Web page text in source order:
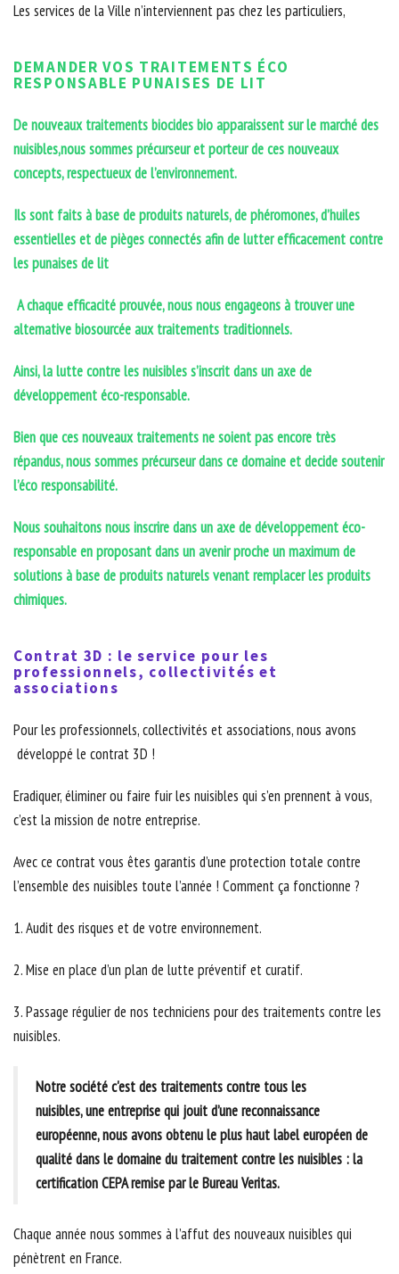
Les services de la Ville n’interviennent pas chez les particuliers,
DEMANDER VOS TRAITEMENTS ÉCO
RESPONSABLE PUNAISES DE LIT
De nouveaux traitements biocides bio apparaissent sur le marché des
nuisibles,nous sommes précurseur et porteur de ces nouveaux
concepts, respectueux de l’environnement.
Ils sont faits à base de produits naturels, de phéromones, d’huiles
essentielles et de pièges connectés afin de lutter efficacement contre
les punaises de lit
A chaque efficacité prouvée, nous nous engageons à trouver une
alternative biosourcée aux traitements traditionnels.
Ainsi, la lutte contre les nuisibles s’inscrit dans un axe de
développement éco-responsable.
Bien que ces nouveaux traitements ne soient pas encore très
répandus, nous sommes précurseur dans ce domaine et decide soutenir
l’éco responsabilité.
Nous souhaitons nous inscrire dans un axe de développement éco-
responsable en proposant dans un avenir proche un maximum de
solutions à base de produits naturels venant remplacer les produits
chimiques.
Contrat 3D : le service pour les
professionnels, collectivités et
associations
Pour les professionnels, collectivités et associations, nous avons
développé le contrat 3D !
Eradiquer, éliminer ou faire fuir les nuisibles qui s’en prennent à vous,
c’est la mission de notre entreprise.
Avec ce contrat vous êtes garantis d’une protection totale contre
l’ensemble des nuisibles toute l’année ! Comment ça fonctionne ?
1. Audit des risques et de votre environnement.
2. Mise en place d’un plan de lutte préventif et curatif.
3. Passage régulier de nos techniciens pour des traitements contre les
nuisibles.
Notre société c'est des traitements contre tous les
nuisibles, une entreprise qui jouit d’une reconnaissance
européenne, nous avons obtenu le plus haut label européen de
qualité dans le domaine du traitement contre les nuisibles : la
certification CEPA remise par le Bureau Veritas.
Chaque année nous sommes à l’affut des nouveaux nuisibles qui
pénètrent en France.